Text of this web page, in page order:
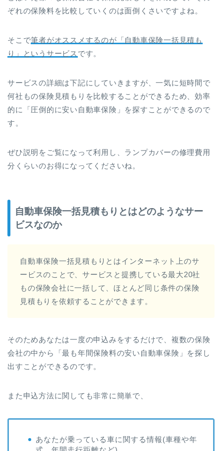
ぞれの保険料を比較していくのは面倒くさいですよね。
そこで筆者がオススメするのが「自動車保険一括見積も
り」というサービス です。
サービスの詳細は下記にしていきますが、一気に短時間で
何社もの保険見積もりを比較することができるため、効率
的に「圧倒的に安い自動車保険」を探すことができるので
す。
ぜひ説明をご覧になって利用し、ランプカバーの修理費用
分くらいのお得になってくださいね。
自動車保険一括見積もりとはどのようなサー
ビスなのか
自動車保険一括見積もりとはインターネット上のサ
ービスのことで、サービスと提携している最大20社
もの保険会社に一括して、ほとんど同じ条件の保険
見積もりを依頼することができます。
そのためあなたは一度の申込みをするだけで、複数の保険
会社の中から「最も年間保険料の安い自動車保険」を探し
出すことができるのです。
また申込方法に関しても非常に簡単で、
あなたが乗っている車に関する情報(車種や年